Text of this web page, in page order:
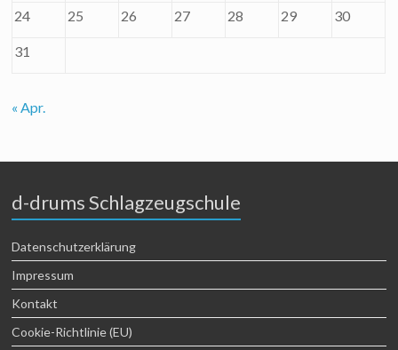
24 25 26 27 28 29 30
31
« Apr.
d-drums Schlagzeugschule
Datenschutzerklärung
Impressum
Kontakt
Cookie-Richtlinie (EU)